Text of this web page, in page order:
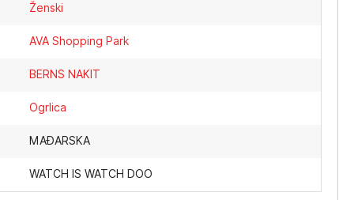
Ženski
AVA Shopping Park
BERNS NAKIT
Ogrlica
MAĐARSKA
WATCH IS WATCH DOO